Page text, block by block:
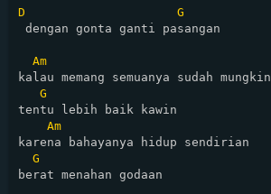
D
G
dengan gonta ganti pasangan
Am
kalau memang semuanya sudah mungkin
G
tentu lebih baik kawin
Am
karena bahayanya hidup sendirian
G
berat menahan godaan